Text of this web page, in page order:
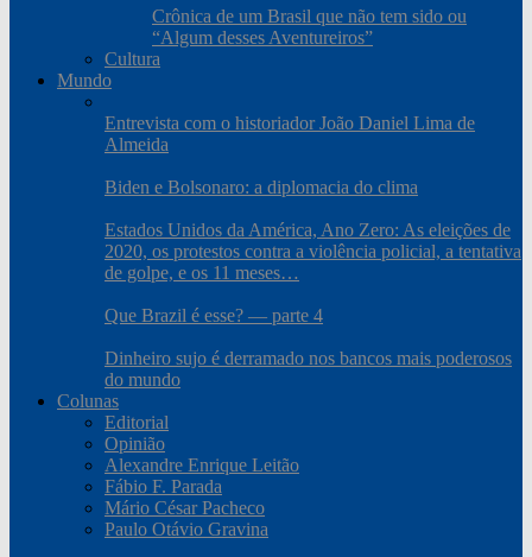
Crônica de um Brasil que não tem sido ou
“Algum desses Aventureiros”
Cultura
Mundo
Entrevista com o historiador João Daniel Lima de
Almeida
Biden e Bolsonaro: a diplomacia do clima
Estados Unidos da América, Ano Zero: As eleições de
2020, os protestos contra a violência policial, a tentativa
de golpe, e os 11 meses…
Que Brazil é esse? — parte 4
Dinheiro sujo é derramado nos bancos mais poderosos
do mundo
Colunas
Editorial
Opinião
Alexandre Enrique Leitão
Fábio F. Parada
Mário César Pacheco
Paulo Otávio Gravina